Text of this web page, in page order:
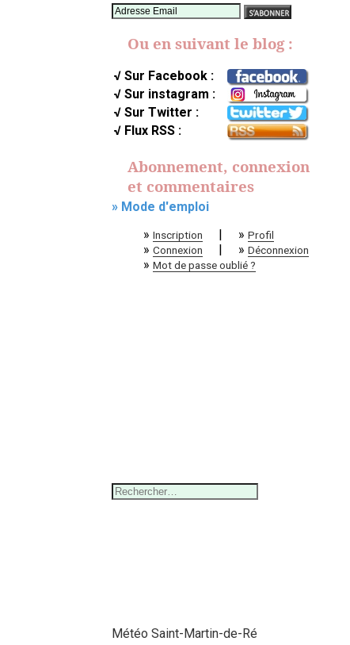
Ou en suivant le blog :
√ Sur Facebook :
√ Sur instagram :
√ Sur Twitter :
√ Flux RSS :
Abonnement, connexion
et commentaires
» Mode d'emploi
» Inscription » Profil
» Connexion » Déconnexion
» Mot de passe oublié ?
Rechercher :
Météo Saint-Martin-de-Ré